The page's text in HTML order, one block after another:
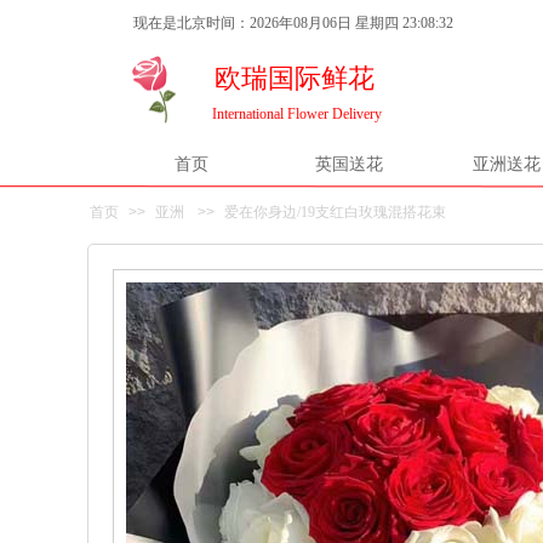
现在是北京时间：2026年08月06日 星期四 23:08:33
International Flower Delivery
欧瑞国际鲜花
首页 英国送花 亚洲送花
首页 >> 亚洲 >> 爱在你身边/19支红白玫瑰混搭花束